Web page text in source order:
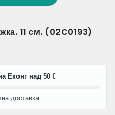
11 см. (02C0193)
Еконт над 50 €
доставка.